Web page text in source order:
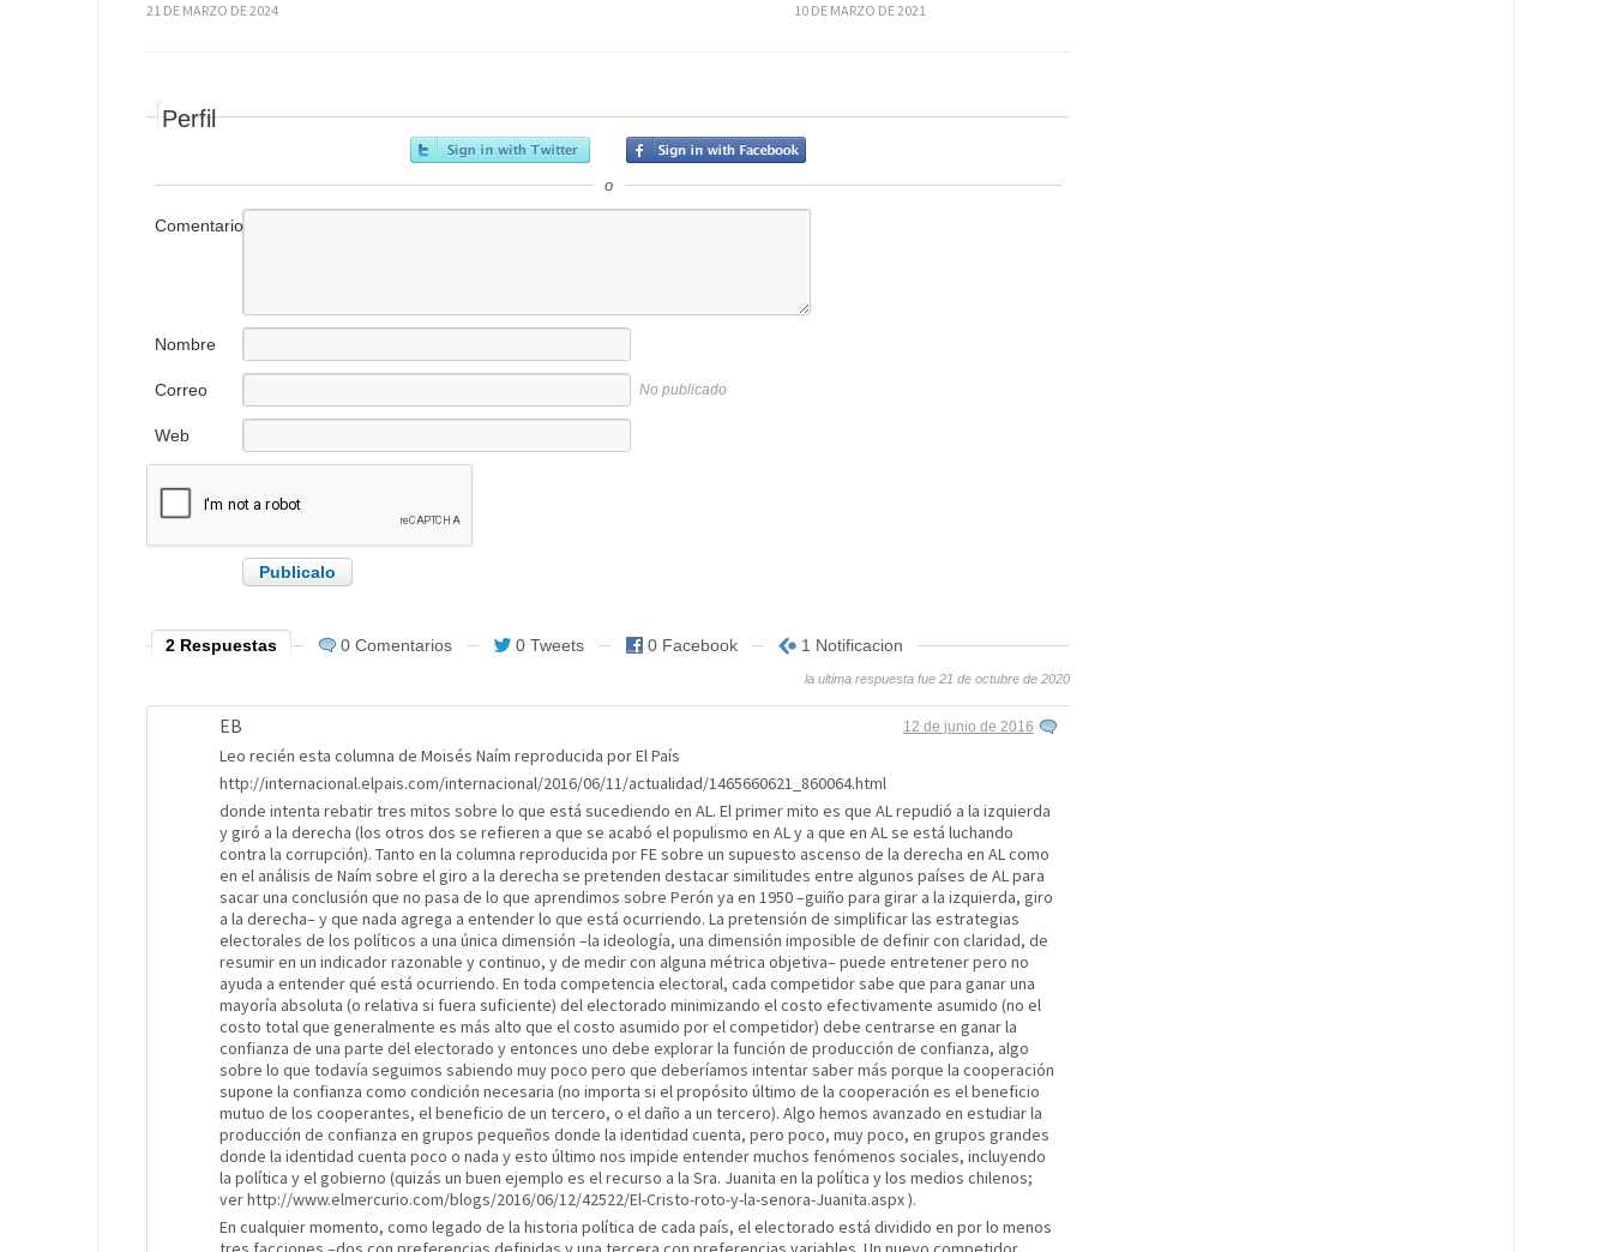
21 DE MARZO DE 2024 10 DE MARZO DE 2021
Perfil
o
Comentario
Nombre
Correo
No publicado
Web
2 Respuestas 0 Comentarios 0 Tweets 0 Facebook 1 Notificacion
la ultima respuesta fue 21 de octubre de 2020
EB 12 de junio de 2016
Leo recién esta columna de Moisés Naím reproducida por El País
http://internacional.elpais.com/internacional/2016/06/11/actualidad/1465660621_860064.html
donde intenta rebatir tres mitos sobre lo que está sucediendo en AL. El primer mito es que AL repudió a la izquierda
y giró a la derecha (los otros dos se refieren a que se acabó el populismo en AL y a que en AL se está luchando
contra la corrupción). Tanto en la columna reproducida por FE sobre un supuesto ascenso de la derecha en AL como
en el análisis de Naím sobre el giro a la derecha se pretenden destacar similitudes entre algunos países de AL para
sacar una conclusión que no pasa de lo que aprendimos sobre Perón ya en 1950 –guiño para girar a la izquierda, giro
a la derecha– y que nada agrega a entender lo que está ocurriendo. La pretensión de simplificar las estrategias
electorales de los políticos a una única dimensión –la ideología, una dimensión imposible de definir con claridad, de
resumir en un indicador razonable y continuo, y de medir con alguna métrica objetiva– puede entretener pero no
ayuda a entender qué está ocurriendo. En toda competencia electoral, cada competidor sabe que para ganar una
mayoría absoluta (o relativa si fuera suficiente) del electorado minimizando el costo efectivamente asumido (no el
costo total que generalmente es más alto que el costo asumido por el competidor) debe centrarse en ganar la
confianza de una parte del electorado y entonces uno debe explorar la función de producción de confianza, algo
sobre lo que todavía seguimos sabiendo muy poco pero que deberíamos intentar saber más porque la cooperación
supone la confianza como condición necesaria (no importa si el propósito último de la cooperación es el beneficio
mutuo de los cooperantes, el beneficio de un tercero, o el daño a un tercero). Algo hemos avanzado en estudiar la
producción de confianza en grupos pequeños donde la identidad cuenta, pero poco, muy poco, en grupos grandes
donde la identidad cuenta poco o nada y esto último nos impide entender muchos fenómenos sociales, incluyendo
la política y el gobierno (quizás un buen ejemplo es el recurso a la Sra. Juanita en la política y los medios chilenos;
verhttp://www.elmercurio.com/blogs/2016/06/12/42522/El-Cristo-roto-y-la-senora-Juanita.aspx).
En cualquier momento, como legado de la historia política de cada país, el electorado está dividido en por lo menos